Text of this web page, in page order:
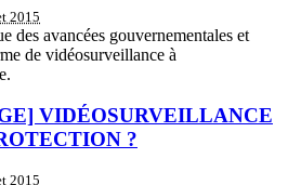
2015
des avancées gouvernementales et
de vidéosurveillance à
VIDÉOSURVEILLANCE
?
2015